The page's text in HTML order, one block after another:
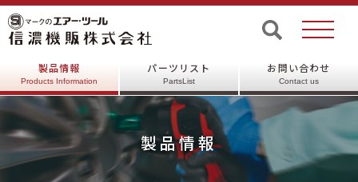
製品情報
Products Information
パーツリスト
PartsList
お問い合わせ
Contact us
製品情報